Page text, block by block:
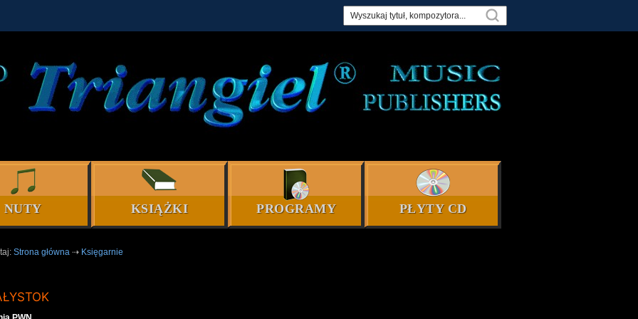
NUTY
KSIĄŻKI PROGRAMY PŁYTY CD
Strona główna ⇢ Księgarnie